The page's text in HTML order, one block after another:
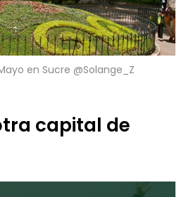
en Sucre @Solange_Z
capital de